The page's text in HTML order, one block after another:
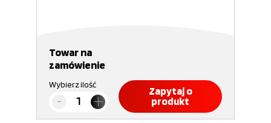
Towar na
zamówienie
Wybierz ilość
Zapytaj o
produkt